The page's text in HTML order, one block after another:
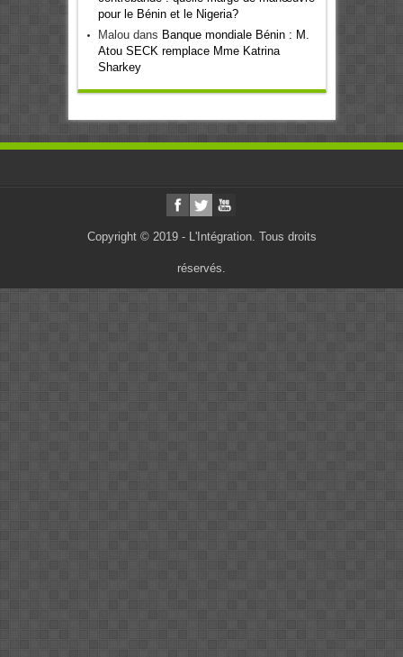
pour le Bénin et le Nigeria?
Maloudans Banque mondiale Bénin : M.
Atou SECK remplace Mme Katrina
Sharkey
Copyright © 2019 - L'Intégration. Tous droits
réservés.